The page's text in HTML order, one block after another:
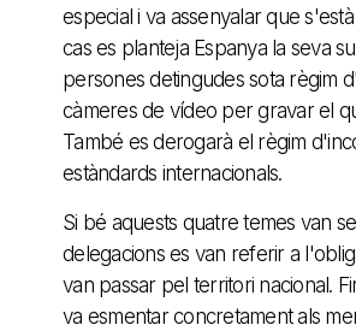
especial i va assenyalar que
cas es planteja Espanya la seva
persones detingudes sota règim
càmeres de vídeo per gravar el
També es derogarà el règim
estàndards internacionals.
Si bé aquests quatre temes van
delegacions es van referir a
van passar pel territori nacional.
va esmentar concretament als